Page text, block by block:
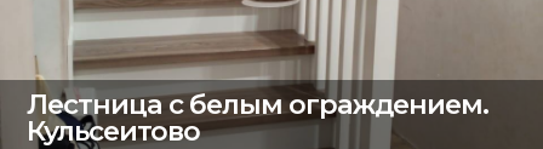
Лестница с белым ограждением.
Кульсеитово